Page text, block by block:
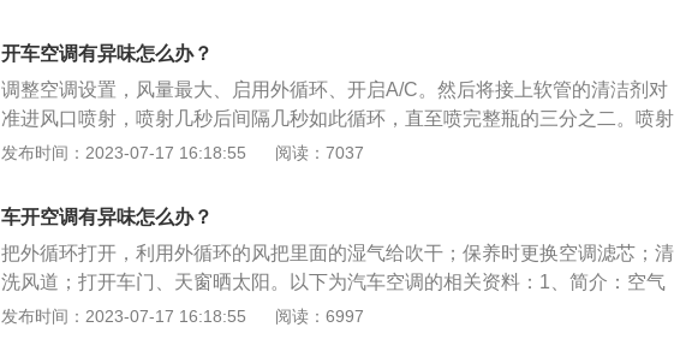
消除异味就需要堵住。
开车空调有异味怎么办？
调整空调设置，风量最大、启用外循环、开启A/C。然后将接上软管的清洁剂对
准进风口喷射，喷射几秒后间隔几秒如此循环，直至喷完整瓶的三分之二。喷射
期间保持清洁剂位置竖放，不要横放、倒放。之后把空调的每个模式都开启一
绍：1、简介：汽车空调是指安装在汽车上的空气调节装置，能对车厢内空气进
行制冷、加热、换气和空气净化，为乘车人员提供舒适的乘车环境，降低驾驶员
的疲劳强度，提高行车安全。空调装置已成为衡量汽车功能是否齐全的标志之
一。2、类型：独立式（专用一台发动机驱动压缩机，制冷量大，工作稳定，但
成本高，体积及重量大，多用于大、中型客车）和非独立式（空调压缩机由汽车
发布时间：2023-07-17 16:18:55 阅读：7037
车开空调有异味怎么办？
把外循环打开，利用外循环的风把里面的湿气给吹干；保养时更换空调滤芯；清
洗风道；打开车门、天窗晒太阳。以下为汽车空调的相关资料：1、简介：空气
调节装置，用于调节车内的温度、湿度等。2、造成异味的原因：空调滤芯长时
发布时间：2023-07-17 16:18:55 阅读：6997